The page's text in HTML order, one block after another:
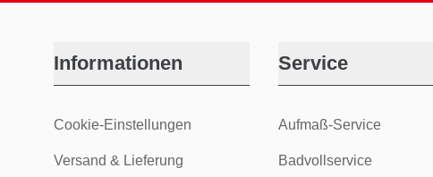
Informationen
Cookie-Einstellungen
Versand & Lieferung
Service
Aufmaß-Service
Badvollservice